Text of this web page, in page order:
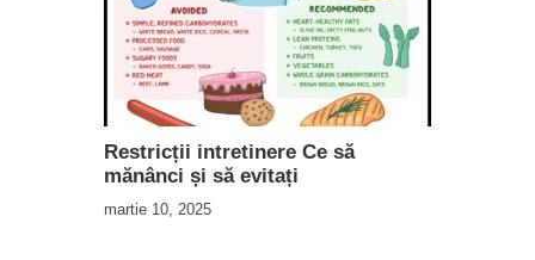
Restricții intretinere Ce să
mănânci și să evitați
martie 10, 2025